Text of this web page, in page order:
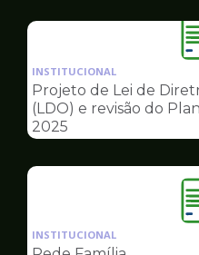
INSTITUCIONAL
Projeto de Lei de
(LDO) e revisão do
2025
INSTITUCIONAL